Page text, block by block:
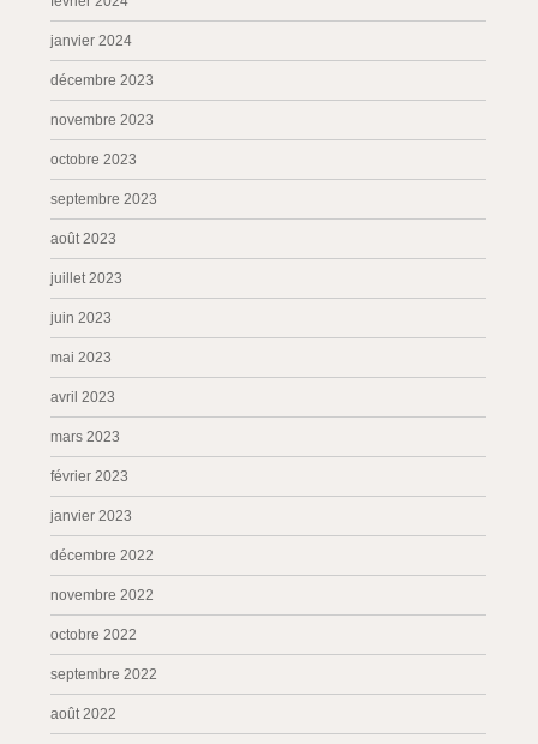
janvier 2024
décembre 2023
novembre 2023
octobre 2023
septembre 2023
août 2023
juillet 2023
juin 2023
mai 2023
avril 2023
mars 2023
février 2023
janvier 2023
décembre 2022
novembre 2022
octobre 2022
septembre 2022
août 2022